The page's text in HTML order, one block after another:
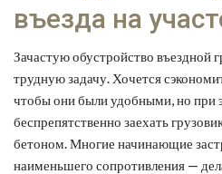
въезда на
Зачастую обустройство въездной
трудную задачу. Хочется
чтобы они были удобными, но при
беспрепятственно заехать
бетоном.Многие начинающие
наименьшего сопротивления —